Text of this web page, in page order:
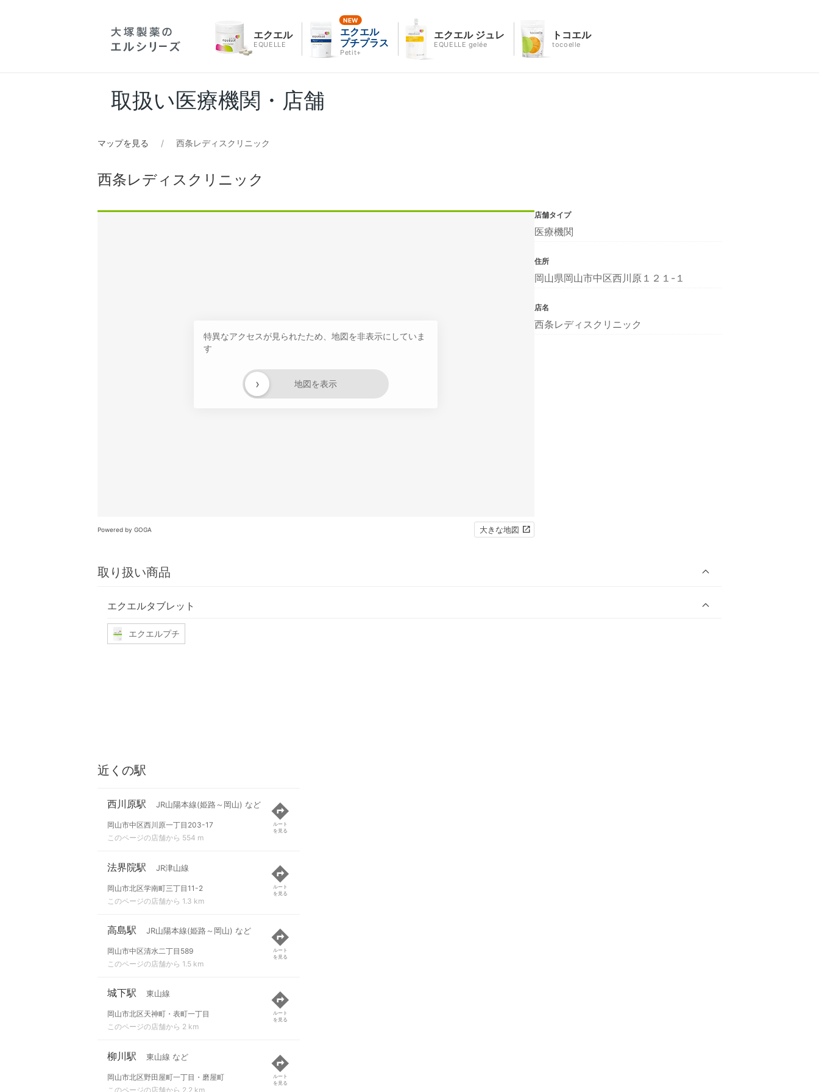
エクエル
EQUELLE
エクエル
プチプラス
Petit+
エクエル ジュレ
EQUELLE gelée
トコエル
tocoelle
取扱い医療機関・店舗
マップを見る 西条レディスクリニック
西条レディスクリニック
特異なアクセスが見られたため、地図を非表示にしていま
す
地図を表示
›
Powered by GOGA 大きな地図
取り扱い商品
エクエルタブレット
エクエルプチ
店舗タイプ
医療機関
住所
岡山県岡山市中区西川原１２１-１
店名
西条レディスクリニック
近くの駅
西川原駅 JR山陽本線(姫路～岡山) など
岡山市中区西川原一丁目203-17
このページの店舗から 554 m
ルート
を見る
法界院駅 JR津山線
岡山市北区学南町三丁目11-2
このページの店舗から 1.3 km
ルート
を見る
高島駅 JR山陽本線(姫路～岡山) など
岡山市中区清水二丁目589
このページの店舗から 1.5 km
ルート
を見る
城下駅 東山線
岡山市北区天神町・表町一丁目
このページの店舗から 2 km
ルート
を見る
柳川駅 東山線 など
岡山市北区野田屋町一丁目・磨屋町
このページの店舗から 2.2 km
ルート
を見る